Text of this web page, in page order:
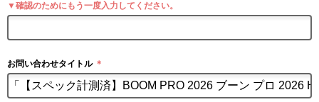
▼確認のためにもう一度入力してください。
お問い合わせタイトル ＊